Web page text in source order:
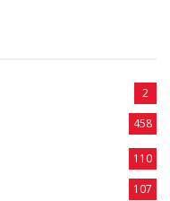
2
458
110
107